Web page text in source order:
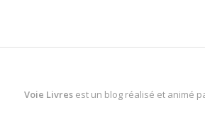
Voie Livresest un blog réalisé et animé